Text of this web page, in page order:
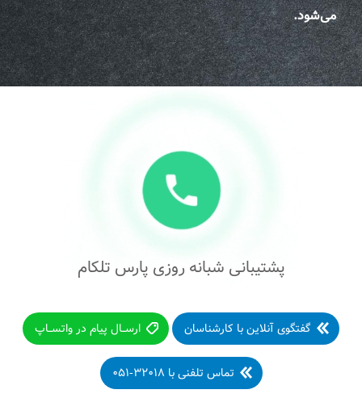
می‌شود.
پشتیبانی شبانه روزی پارس تلکام
گفتگوی آنلاین با کارشناسان ارســال پیام در واتســاپ
تماس تلفنی با ۳۲۰۱۸-۰۵۱